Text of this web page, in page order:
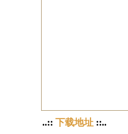
..:: 下载地址 ::..